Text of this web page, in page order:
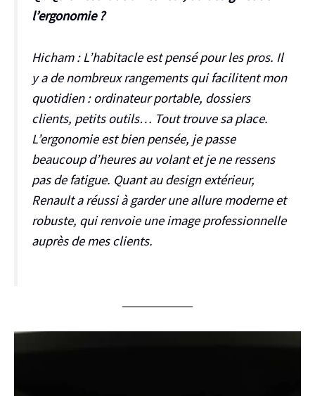
l’ergonomie ?
Hicham :L’habitacle est pensé pour les pros. Il
y a de nombreux rangements qui facilitent mon
quotidien : ordinateur portable, dossiers
clients, petits outils… Tout trouve sa place.
L’ergonomie est bien pensée, je passe
beaucoup d’heures au volant et je ne ressens
pas de fatigue. Quant au design extérieur,
Renault a réussi à garder une allure moderne et
robuste, qui renvoie une image professionnelle
auprès de mes clients.